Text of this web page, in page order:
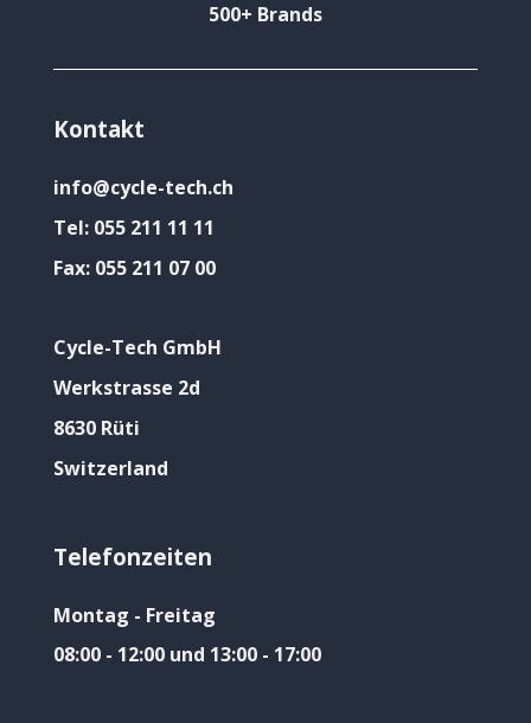
500+ Brands
Kontakt
info@cycle-tech.ch
Tel: 055 211 11 11
Fax: 055 211 07 00
Cycle-Tech GmbH
Werkstrasse 2d
8630 Rüti
Switzerland
Telefonzeiten
Montag - Freitag
08:00 - 12:00 und 13:00 - 17:00